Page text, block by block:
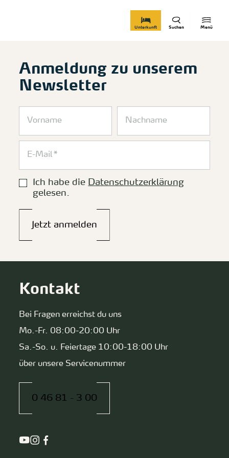
Menü
Suchen
Unterkunft
Anmeldung zu unserem
Newsletter
Ich habe die Datenschutzerklärung
gelesen.
Jetzt anmelden
Kontakt
Bei Fragen erreichst du uns
Mo.-Fr. 08:00-20:00 Uhr
Sa.-So. u. Feiertage 10:00-18:00 Uhr
über unsere Servicenummer
0 46 81 - 3 00